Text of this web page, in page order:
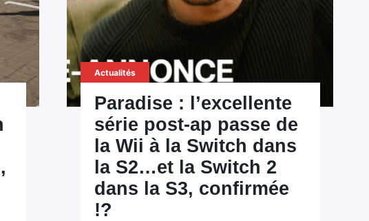
Actualités
Paradise : l’excellente
série post-ap passe de
la Wii à la Switch dans
la S2…et la Switch 2
dans la S3, confirmée
!?